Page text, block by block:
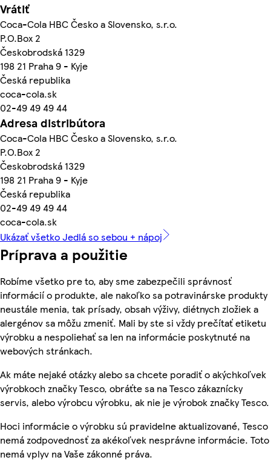
Vrátiť
Coca-Cola HBC Česko a Slovensko, s.r.o.
P.O.Box 2
Českobrodská 1329
198 21 Praha 9 - Kyje
Česká republika
coca-cola.sk
02-49 49 49 44
Adresa distribútora
Coca-Cola HBC Česko a Slovensko, s.r.o.
P.O.Box 2
Českobrodská 1329
198 21 Praha 9 - Kyje
Česká republika
02-49 49 49 44
coca-cola.sk
Ukázať všetko Jedlá so sebou + nápoj
Príprava a použitie
Robíme všetko pre to, aby sme zabezpečili správnosť
informácií o produkte, ale nakoľko sa potravinárske produkty
neustále menia, tak prísady, obsah výživy, diétnych zložiek a
alergénov sa môžu zmeniť. Mali by ste si vždy prečítať etiketu
výrobku a nespoliehať sa len na informácie poskytnuté na
webových stránkach.
Ak máte nejaké otázky alebo sa chcete poradiť o akýchkoľvek
výrobkoch značky Tesco, obráťte sa na Tesco zákaznícky
servis, alebo výrobcu výrobku, ak nie je výrobok značky Tesco.
Hoci informácie o výrobku sú pravidelne aktualizované, Tesco
nemá zodpovednosť za akékoľvek nesprávne informácie. Toto
nemá vplyv na Vaše zákonné práva.